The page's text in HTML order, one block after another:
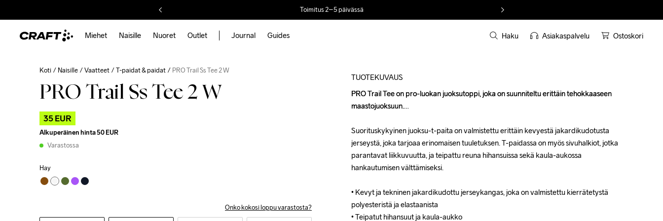
Toimitus 2–5 päivässä
Miehet Naisille Nuoret Outlet Journal Guides Haku Asiakaspalvelu Ostoskori
Koti Naisille Vaatteet T-paidat & paidat PRO Trail Ss Tee 2 W
PRO Trail Ss Tee 2 W
35 EUR
Alkuperäinen hinta50 EUR
Varastossa
Hay
Onko kokosi loppu varastosta?
TUOTEKUVAUS
PRO Trail Tee on pro-luokan juoksutoppi, joka on suunniteltu erittäin tehokkaaseen
maastojuoksuun.
Suorituskykyinen juoksu-t-paita on valmistettu erittäin kevyestä jakardikudotusta
jerseystä, joka tarjoaa erinomaisen tuuletuksen. T-paidassa on myös sivuhalkiot, jotka
parantavat liikkuvuutta, ja teipattu reuna hihansuissa sekä kaula-aukossa
hankautumisen välttämiseksi.
• Kevyt ja tekninen jakardikudottu jerseykangas, joka on valmistettu kierrätetystä
polyesteristä ja elastaanista
• Teipatut hihansuut ja kaula-aukko
PRO Trail Tee on pro-luokan juoksutoppi, joka on suunniteltu erittäin tehokkaaseen
maastojuoksuun.
Suorituskykyinen juoksu-t-paita on valmistettu erittäin kevyestä jakardikudotusta
jerseystä, joka tarjoaa erinomaisen tuuletuksen. T-paidassa on myös sivuhalkiot, jotka
parantavat liikkuvuutta, ja teipattu reuna hihansuissa sekä kaula-aukossa
hankautumisen välttämiseksi.
• Kevyt ja tekninen jakardikudottu jerseykangas, joka on valmistettu kierrätetystä
polyesteristä ja elastaanista
• Teipatut hihansuut ja kaula-aukko